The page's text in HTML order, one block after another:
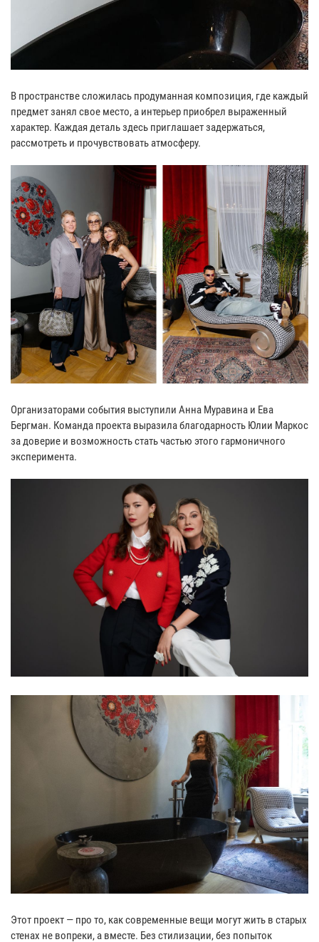
В пространстве сложилась продуманная композиция, где каждый
предмет занял свое место, а интерьер приобрел выраженный
характер. Каждая деталь здесь приглашает задержаться,
рассмотреть и прочувствовать атмосферу.
Организаторами события выступили Анна Муравина и Ева
Бергман. Команда проекта выразила благодарность Юлии Маркос
за доверие и возможность стать частью этого гармоничного
эксперимента.
Этот проект — про то, как современные вещи могут жить в старых
стенах не вопреки, а вместе. Без стилизации, без попыток